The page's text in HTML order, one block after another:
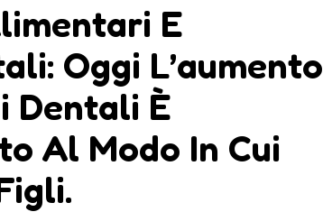
E
Oggi L’aumento
Dentali È
Al Modo In Cui